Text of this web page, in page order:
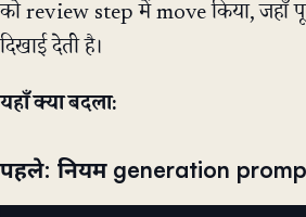
को review step में move किया, जहाँ
दिखाई देती है।
यहाँ क्या बदला:
पहले: नियम generation